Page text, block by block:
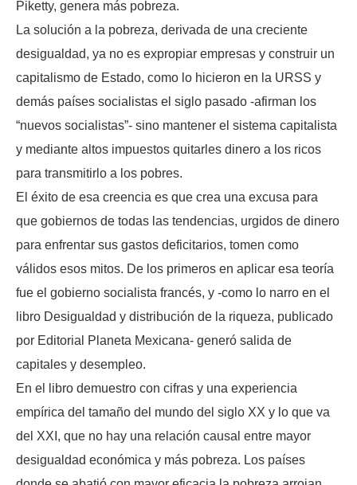
Piketty, genera más pobreza.
La solución a la pobreza, derivada de una creciente
desigualdad, ya no es expropiar empresas y construir un
capitalismo de Estado, como lo hicieron en la URSS y
demás países socialistas el siglo pasado -afirman los
“nuevos socialistas”- sino mantener el sistema capitalista
y mediante altos impuestos quitarles dinero a los ricos
para transmitirlo a los pobres.
El éxito de esa creencia es que crea una excusa para
que gobiernos de todas las tendencias, urgidos de dinero
para enfrentar sus gastos deficitarios, tomen como
válidos esos mitos. De los primeros en aplicar esa teoría
fue el gobierno socialista francés, y -como lo narro en el
libro Desigualdad y distribución de la riqueza, publicado
por Editorial Planeta Mexicana- generó salida de
capitales y desempleo.
En el libro demuestro con cifras y una experiencia
empírica del tamaño del mundo del siglo XX y lo que va
del XXI, que no hay una relación causal entre mayor
desigualdad económica y más pobreza. Los países